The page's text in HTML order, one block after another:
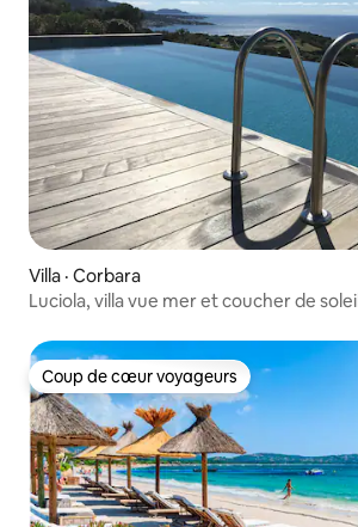
Villa · Corbara
Luciola, villa vue mer et coucher de soleil
Coup de cœur voyageurs
Coup de cœur voyageurs